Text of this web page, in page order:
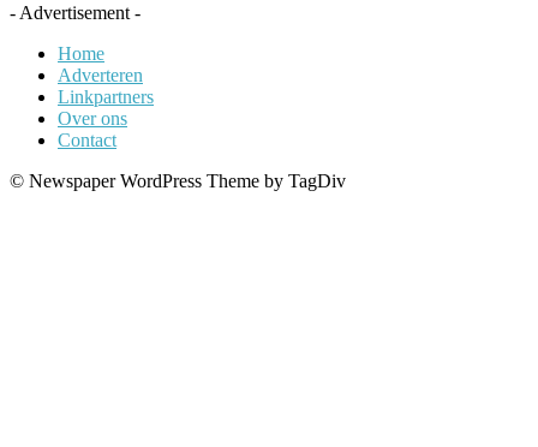
- Advertisement -
Home
Adverteren
Linkpartners
Over ons
Contact
© Newspaper WordPress Theme by TagDiv